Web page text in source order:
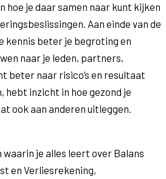
hoe je daar samen naar kunt kijken
Aan einde van de
kennis beter je begroting en
naar je leden, partners,
beter naar risico’s en resultaat
hebt inzicht in hoe gezond je
ook aan anderen uitleggen.
je alles leert over Balans
en Verliesrekening,